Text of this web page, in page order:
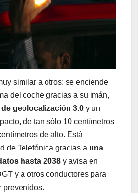
similar a otros: se enciende
del coche gracias a su imán,
geolocalización 3.0 y un
de tan sólo 10 centímetros
de alto. Está
de Telefónica gracias a una
hasta 2038 y avisa en
y a otros conductores para
prevenidos.